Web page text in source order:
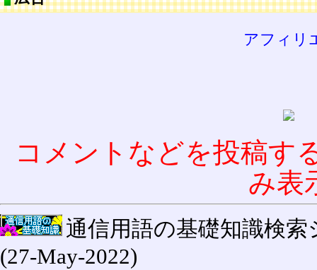
アフィリ
コメントなどを投稿す
み表
通信用語の基礎知識検索
(27-May-2022)